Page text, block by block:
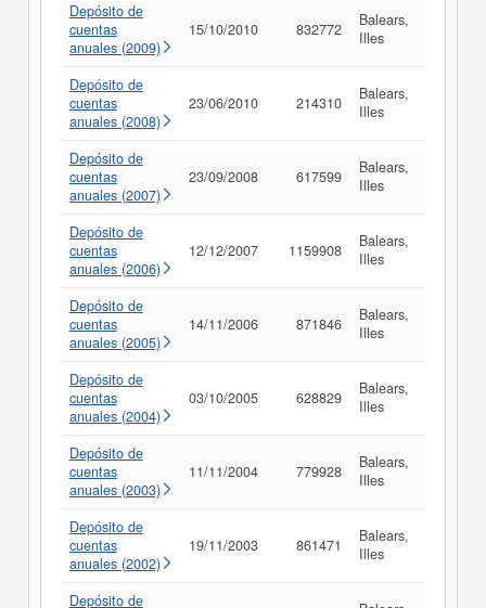
Depósito de
cuentas
anuales (2009)
15/10/2010 832772
Balears,
Illes
Depósito de
cuentas
anuales (2008)
23/06/2010 214310
Balears,
Illes
Depósito de
cuentas
anuales (2007)
23/09/2008 617599
Balears,
Illes
Depósito de
cuentas
anuales (2006)
12/12/2007 1159908
Balears,
Illes
Depósito de
cuentas
anuales (2005)
14/11/2006 871846
Balears,
Illes
Depósito de
cuentas
anuales (2004)
03/10/2005 628829
Balears,
Illes
Depósito de
cuentas
anuales (2003)
11/11/2004 779928
Balears,
Illes
Depósito de
cuentas
anuales (2002)
19/11/2003 861471
Balears,
Illes
Depósito de